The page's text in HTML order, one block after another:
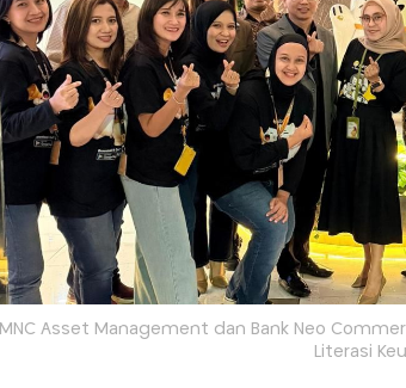
MNC Asset Management dan Bank Neo
Literasi